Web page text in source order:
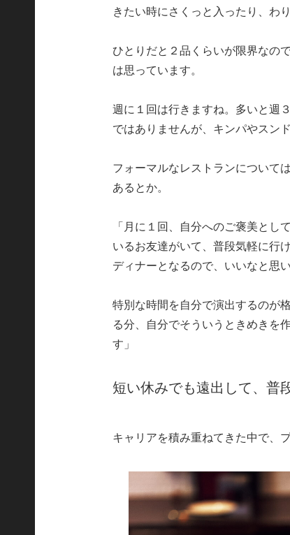
きたい時にさくっと入ったり、わ
ひとりだと２品くらいが限界なの
は思っています。
週に１回は行きますね。多いと週
ではありませんが、キンパやスン
フォーマルなレストランについて
あるとか。
「月に１回、自分へのご褒美と
いるお友達がいて、普段気軽に行
ディナーとなるので、いいなと思
特別な時間を自分で演出するのが
る分、自分でそういうときめきを
す」
短い休みでも遠出して、普
キャリアを積み重ねてきた中で、